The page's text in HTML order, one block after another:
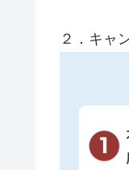
２．キャ